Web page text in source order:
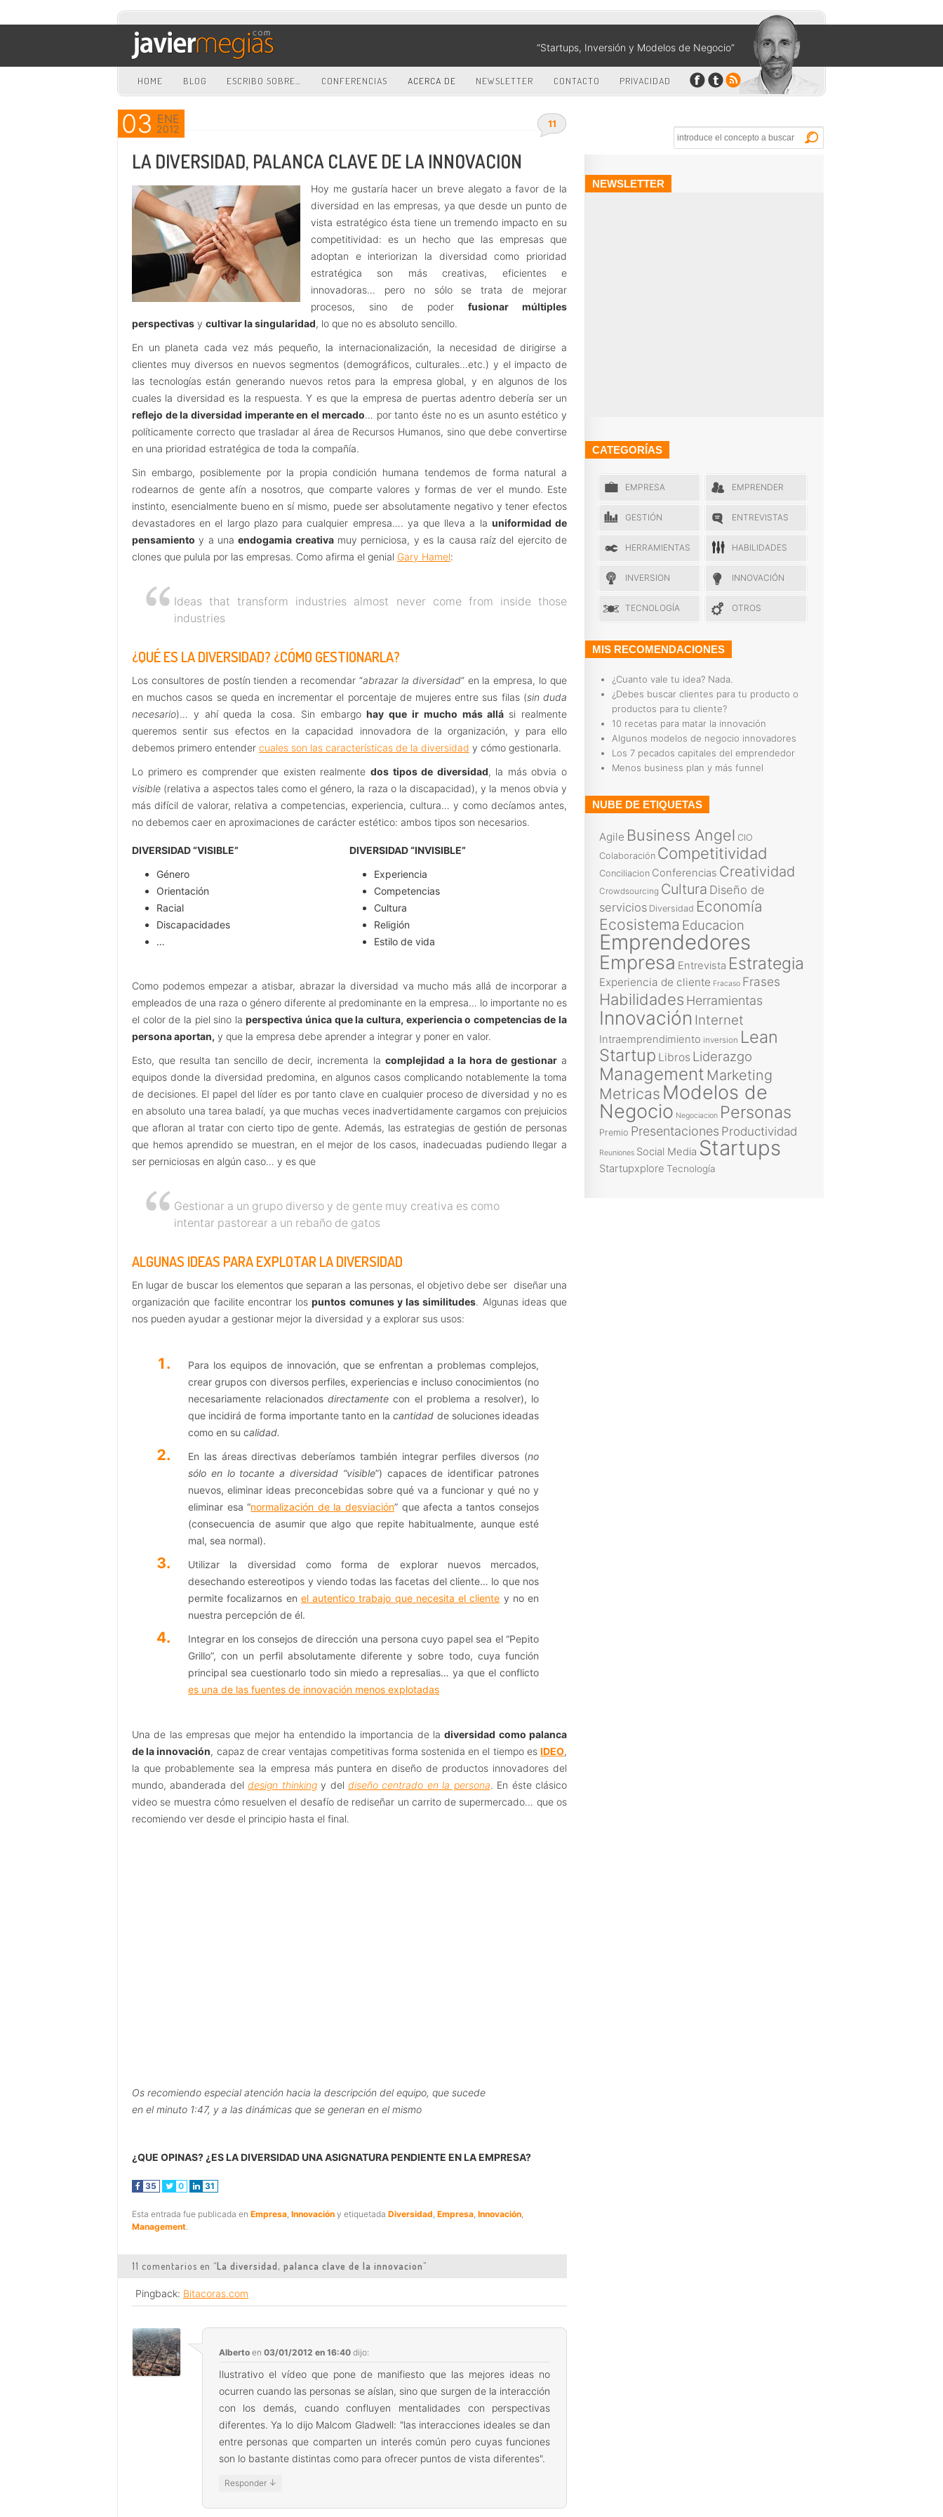
“Startups, Inversión y Modelos de Negocio”
Ir al contenido principal
Ir al contenido secundario
HOME BLOG ESCRIBO SOBRE… CONFERENCIAS ACERCA DE NEWSLETTER CONTACTO PRIVACIDAD
03 ENE
2012
LA DIVERSIDAD, PALANCA CLAVE DE LA INNOVACION
11
Hoy me gustaría hacer un breve alegato a favor de la
diversidad en las empresas, ya que desde un punto de
vista estratégico ésta tiene un tremendo impacto en su
competitividad: es un hecho que las empresas que
adoptan e interiorizan la diversidad como prioridad
estratégica son más creativas, eficientes e
innovadoras… pero no sólo se trata de mejorar
procesos, sino de poder fusionar múltiples
perspectivas y cultivar la singularidad, lo que no es absoluto sencillo.
En un planeta cada vez más pequeño, la internacionalización, la necesidad de dirigirse a
clientes muy diversos en nuevos segmentos (demográficos, culturales…etc.) y el impacto de
las tecnologías están generando nuevos retos para la empresa global, y en algunos de los
cuales la diversidad es la respuesta. Y es que la empresa de puertas adentro debería ser un
reflejo de la diversidad imperante en el mercado… por tanto éste no es un asunto estético y
políticamente correcto que trasladar al área de Recursos Humanos, sino que debe convertirse
en una prioridad estratégica de toda la compañía.
Sin embargo, posiblemente por la propia condición humana tendemos de forma natural a
rodearnos de gente afín a nosotros, que comparte valores y formas de ver el mundo. Este
instinto, esencialmente bueno en sí mismo, puede ser absolutamente negativo y tener efectos
devastadores en el largo plazo para cualquier empresa…. ya que lleva a la uniformidad de
pensamiento y a unaendogamia creativamuy perniciosa, y es la causa raíz del ejercito de
clones que pulula por las empresas. Como afirma el genial Gary Hamel:
Ideas that transform industries almost never come from inside those
industries
¿QUÉ ES LA DIVERSIDAD? ¿CÓMO GESTIONARLA?
Los consultores de postín tienden a recomendar “abrazar la diversidad” en la empresa, lo que
en muchos casos se queda en incrementar el porcentaje de mujeres entre sus filas (sin duda
necesario)… y ahí queda la cosa. Sin embargohay que ir mucho más allá si realmente
queremos sentir sus efectos en la capacidad innovadora de la organización, y para ello
debemos primero entender cuales son las características de la diversidad y cómo gestionarla.
Lo primero es comprender que existen realmente dos tipos de diversidad, la más obvia o
visible (relativa a aspectos tales como el género, la raza o la discapacidad), y la menos obvia y
más difícil de valorar, relativa a competencias, experiencia, cultura… y como decíamos antes,
no debemos caer en aproximaciones de carácter estético: ambos tipos son necesarios.
DIVERSIDAD “VISIBLE”
Género
Orientación
Racial
Discapacidades
…
DIVERSIDAD “INVISIBLE”
Experiencia
Competencias
Cultura
Religión
Estilo de vida
Como podemos empezar a atisbar, abrazar la diversidad va mucho más allá de incorporar a
empleados de una raza o género diferente al predominante en la empresa… lo importante no es
el color de la piel sino laperspectiva única que la cultura, experiencia o competencias de la
persona aportan, y que la empresa debe aprender a integrar y poner en valor.
Esto, que resulta tan sencillo de decir, incrementa la complejidad a la hora de gestionara
equipos donde la diversidad predomina, en algunos casos complicando notablemente la toma
de decisiones. El papel del líder es por tanto clave en cualquier proceso de diversidad y no es
en absoluto una tarea baladí, ya que muchas veces inadvertidamente cargamos con prejuicios
que afloran al tratar con cierto tipo de gente. Además, las estrategias de gestión de personas
que hemos aprendido se muestran, en el mejor de los casos, inadecuadas pudiendo llegar a
ser perniciosas en algún caso… y es que
Gestionar a un grupo diverso y de gente muy creativa es como
intentar pastorear a un rebaño de gatos
ALGUNAS IDEAS PARA EXPLOTAR LA DIVERSIDAD
En lugar de buscar los elementos que separan a las personas, el objetivo debe ser diseñar una
organización que facilite encontrar lospuntos comunes y las similitudes. Algunas ideas que
nos pueden ayudar a gestionar mejor la diversidad y a explorar sus usos:
Para los equipos de innovación, que se enfrentan a problemas complejos,
crear grupos con diversos perfiles, experiencias e incluso conocimientos (no
necesariamente relacionadosdirectamente con el problema a resolver), lo
que incidirá de forma importante tanto en lacantidad de soluciones ideadas
como en su calidad.
En las áreas directivas deberíamos también integrar perfiles diversos (no
sólo en lo tocante a diversidad “visible”) capaces de identificar patrones
nuevos, eliminar ideas preconcebidas sobre qué va a funcionar y qué no y
eliminar esa “normalización de la desviación” que afecta a tantos consejos
(consecuencia de asumir que algo que repite habitualmente, aunque esté
mal, sea normal).
Utilizar la diversidad como forma de explorar nuevos mercados,
desechando estereotipos y viendo todas las facetas del cliente… lo que nos
permite focalizarnos en el autentico trabajo que necesita el cliente y no en
nuestra percepción de él.
Integrar en los consejos de dirección una persona cuyo papel sea el “Pepito
Grillo”, con un perfil absolutamente diferente y sobre todo, cuya función
principal sea cuestionarlo todo sin miedo a represalias… ya que el conflicto
es una de las fuentes de innovación menos explotadas
Una de las empresas que mejor ha entendido la importancia de ladiversidad como palanca
de la innovación, capaz de crear ventajas competitivas forma sostenida en el tiempo esIDEO,
la que probablemente sea la empresa más puntera en diseño de productos innovadores del
mundo, abanderada deldesign thinkingy deldiseño centrado en la persona. En éste clásico
video se muestra cómo resuelven el desafío de rediseñar un carrito de supermercado… que os
recomiendo ver desde el principio hasta el final.
Os recomiendo especial atención hacia la descripción del equipo, que sucede
en el minuto 1:47, y a las dinámicas que se generan en el mismo
¿QUE OPINAS? ¿ES LA DIVERSIDAD UNA ASIGNATURA PENDIENTE EN LA EMPRESA?
35 0 31
Esta entrada fue publicada en Empresa Innovación y etiquetada Diversidad Empresa Innovación
Management
11 comentarios en “La diversidad, palanca clave de la innovacion”
Pingback: Bitacoras.com
Albertoen 03/01/2012 en 16:40 dijo:
Ilustrativo el vídeo que pone de manifiesto que las mejores ideas no
ocurren cuando las personas se aíslan, sino que surgen de la interacción
con los demás, cuando confluyen mentalidades con perspectivas
diferentes. Ya lo dijo Malcom Gladwell: "las interacciones ideales se dan
entre personas que comparten un interés común pero cuyas funciones
son lo bastante distintas como para ofrecer puntos de vista diferentes".
Responder ↓
Buscar
NEWSLETTER
CATEGORÍAS
EMPRENDER
EMPRESA
ENTREVISTAS
GESTIÓN
HABILIDADES
HERRAMIENTAS
INNOVACIÓN
INVERSION
OTROS
TECNOLOGÍA
MIS RECOMENDACIONES
¿Cuanto vale tu idea? Nada.
¿Debes buscar clientes para tu producto o
productos para tu cliente?
10 recetas para matar la innovación
Algunos modelos de negocio innovadores
Los 7 pecados capitales del emprendedor
Menos business plan y más funnel
NUBE DE ETIQUETAS
Agile Business Angel CIO
Colaboración Competitividad
Conciliacion Conferencias Creatividad
Crowdsourcing Cultura Diseño de
servicios Diversidad Economía
Ecosistema Educacion
Emprendedores
Empresa Entrevista Estrategia
Experiencia de cliente Fracaso Frases
Habilidades Herramientas
Innovación Internet
Intraemprendimiento inversion Lean
Startup Libros Liderazgo
Management Marketing
Metricas Modelos de
Negocio Negociacion Personas
Premio Presentaciones Productividad
Reuniones Social Media Startups
Startupxplore Tecnología